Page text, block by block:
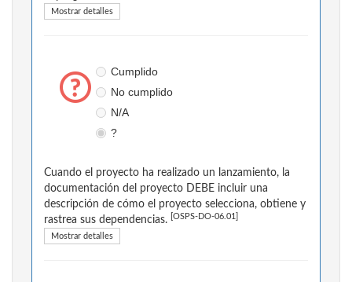
Mostrar detalles
Cumplido
No cumplido
N/A
?
Cuando el proyecto ha realizado un lanzamiento, la
documentación del proyecto DEBE incluir una
descripción de cómo el proyecto selecciona, obtiene y
rastrea sus dependencias.
[OSPS-DO-06.01]
Mostrar detalles